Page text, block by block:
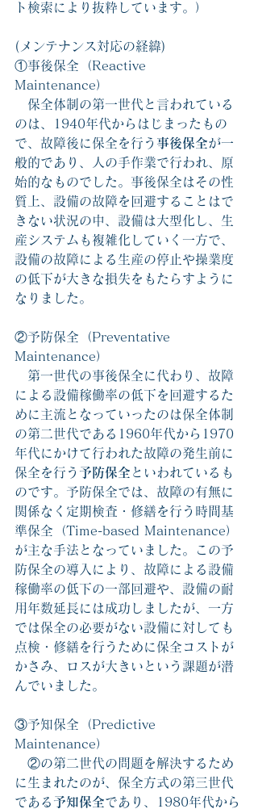
ト検索により抜粋しています。）
(メンテナンス対応の経緯)
①事後保全（Reactive
Maintenance）
保全体制の第一世代と言われている
のは、1940年代からはじまったもの
で、故障後に保全を行う 事後保全が一
般的であり、人の手作業で行われ、原
始的なものでした。事後保全はその性
質上、設備の故障を回避することはで
きない状況の中、設備は大型化し、生
産システムも複雑化していく一方で、
設備の故障による生産の停止や操業度
の低下が大きな損失をもたらすように
なりました。
②予防保全（Preventative
Maintenance）
第一世代の事後保全に代わり、故障
による設備稼働率の低下を回避するた
めに主流となっていったのは保全体制
の第二世代である1960年代から1970
年代にかけて行われた故障の発生前に
保全を行う 予防保全 といわれているも
のです。予防保全では、故障の有無に
関係なく定期検査・修繕を行う時間基
準保全（Time-based Maintenance）
が主な手法となっていました。この予
防保全の導入により、故障による設備
稼働率の低下の一部回避や、設備の耐
用年数延長には成功しましたが、一方
では保全の必要がない設備に対しても
点検・修繕を行うために保全コストが
かさみ、ロスが大きいという課題が潜
んでいました。
③予知保全（Predictive
Maintenance）
②の第二世代の問題を解決するため
に生まれたのが、保全方式の第三世代
である 予知保全であり、1980年代から